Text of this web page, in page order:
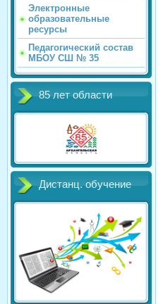
Электронные
образовательные
ресурсы
Педагогический состав
МБОУ СШ № 35
85 лет области
Дистанц. обучение